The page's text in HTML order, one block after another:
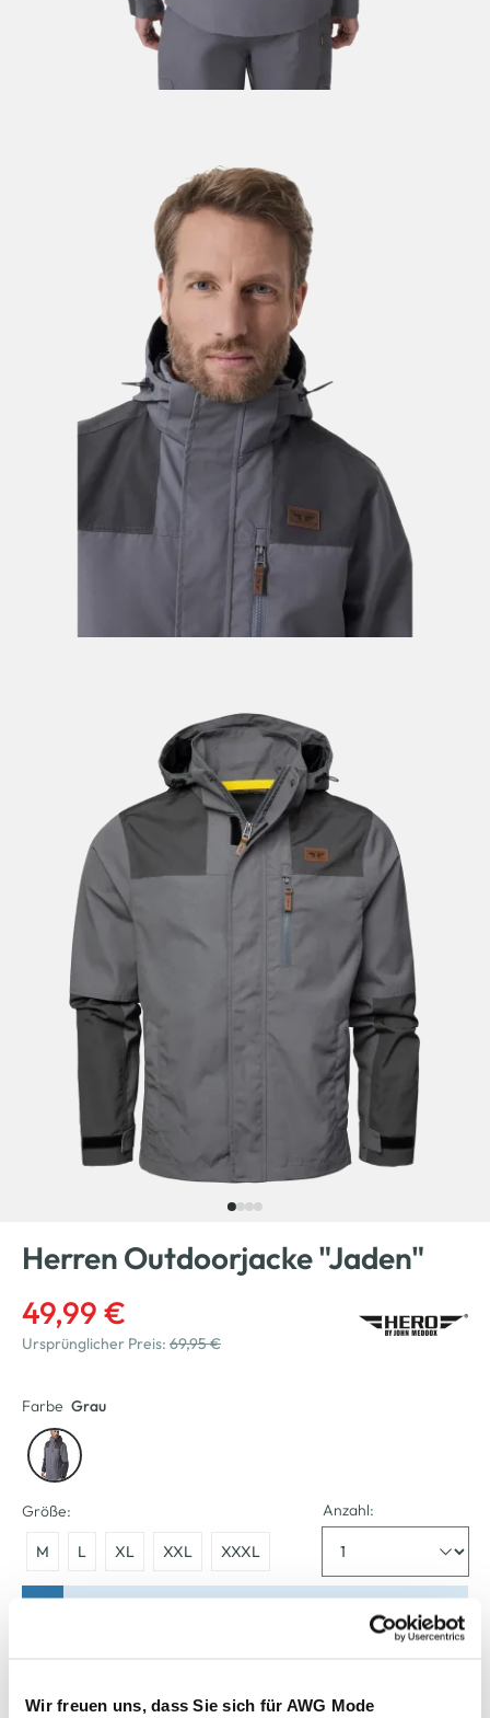
Wir freuen uns, dass Sie sich für AWG Mode
Herren Outdoorjacke "Jaden"
49,99 €
Ursprünglicher Preis: 69,95 €
Farbe Grau
Größe:
M L XL XXL XXXL
Anzahl: